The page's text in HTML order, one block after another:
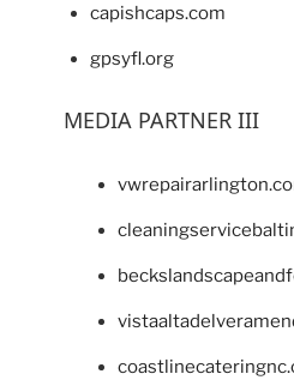
capishcaps.com
gpsyfl.org
MEDIA PARTNER III